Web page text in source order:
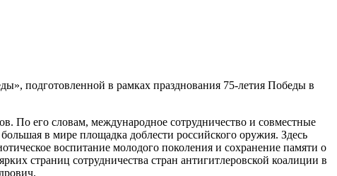
подготовленной в рамках празднования 75-летия Победы в
По его словам, международное сотрудничество и совместные
в мире площадка доблести российского оружия. Здесь
воспитание молодого поколения и сохранение памяти о
страниц сотрудничества стран антигитлеровской коалиции в